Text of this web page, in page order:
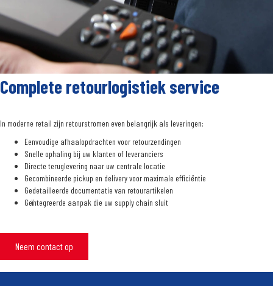
Complete retourlogistiek service
In moderne retail zijn retourstromen even belangrijk als leveringen:
Eenvoudige afhaalopdrachten voor retourzendingen
Snelle ophaling bij uw klanten of leveranciers
Directe teruglevering naar uw centrale locatie
Gecombineerde pickup en delivery voor maximale efficiëntie
Gedetailleerde documentatie van retourartikelen
Geïntegreerde aanpak die uw supply chain sluit
Neem contact op